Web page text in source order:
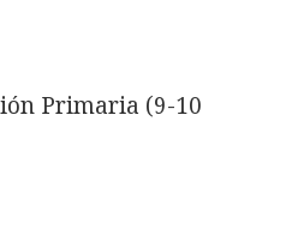
Primaria (9-10